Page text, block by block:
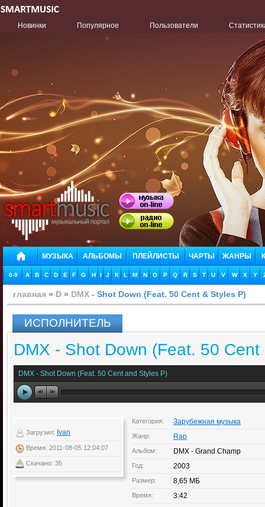
Новинки Популярное Пользователи
МУЗЫКА АЛЬБОМЫ ПЛЕЙЛИСТЫ ЧАРТЫ ЖАНРЫ
0-9 A B C D E F G H I J K L M N O P Q R S T U V W X Y
главная » D » DMX - Shot Down (Feat. 50 Cent & Styles P)
ИСПОЛНИТЕЛЬ
DMX - Shot Down (Feat. 50
DMX - Shot Down (Feat. 50 Cent and Styles P)
Загрузил: Ivan
Время: 2011-08-05 12:04:07
Скачано: 35
Категория: Зарубежная музыка
Жанр: Rap
Альбом: DMX - Grand Champ
Год: 2003
Размер: 8,65 МБ
Время: 3:42